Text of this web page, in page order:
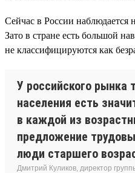
Сейчас в России наблюдается
Зато в стране есть большой
не классифицируются как
У российского рынка
населения есть
в каждой из
предложение
люди старшего
Дмитрий Куликов, директор